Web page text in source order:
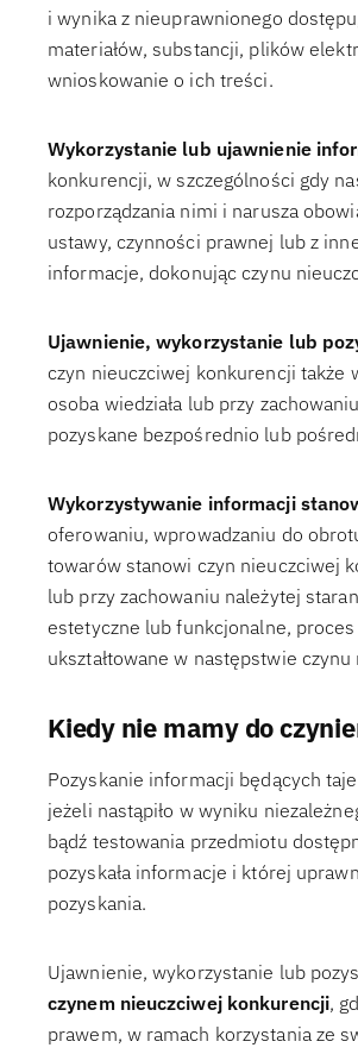
i wynika z nieuprawnionego
materiałów, substancji, plików
wnioskowanie o ich treści.
Wykorzystanie lub ujawnienie
konkurencji, w szczególności gdy
rozporządzania nimi i narusza
ustawy, czynności prawnej lub z
informacje, dokonując czynu
Ujawnienie, wykorzystanie lub
czyn nieuczciwej konkurencji także
osoba wiedziała lub przy
pozyskane bezpośrednio lub
Wykorzystywanie informacji
oferowaniu, wprowadzaniu do
towarów stanowi czyn nieuczciwej
lub przy zachowaniu należytej
estetyczne lub funkcjonalne,
ukształtowane w następstwie
Kiedy nie mamy do
Pozyskanie informacji będących
jeżeli nastąpiło w wyniku
bądź testowania przedmiotu
pozyskała informacje i której
pozyskania.
Ujawnienie, wykorzystanie lub
czynem nieuczciwej konkurencji,
prawem, w ramach korzystania ze